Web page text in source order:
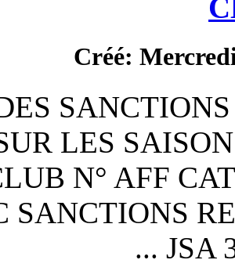
ETAT DES
SUR
2018 CLUB
N° LC